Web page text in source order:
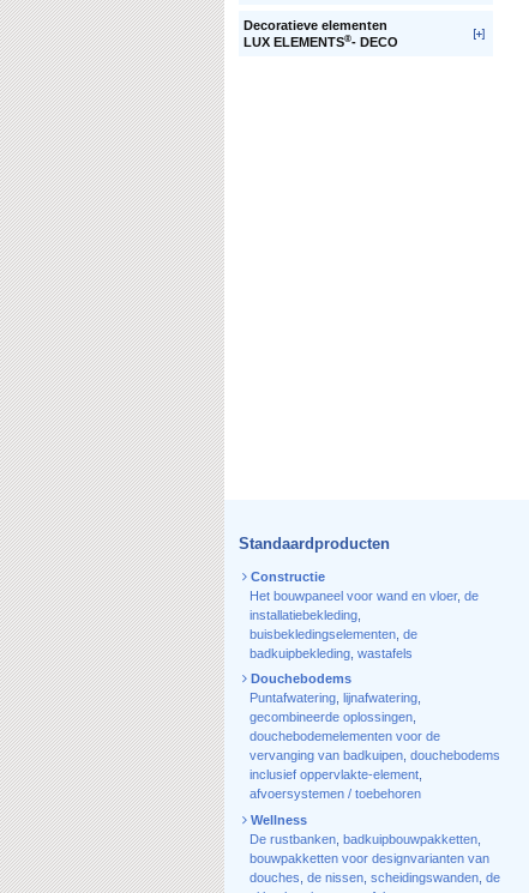
Decoratieve elementen
LUX ELEMENTS®- DECO
Standaardproducten
Constructie
Het bouwpaneel voor wand en vloer, de
installatiebekleding
buisbekledingselementen de
badkuipbekleding wastafels
Douchebodems
Puntafwatering lijnafwatering
gecombineerde oplossingen
douchebodemelementen voor de
vervanging van badkuipen douchebodems
inclusief oppervlakte-element
afvoersystemen / toebehoren
Wellness
De rustbanken badkuipbouwpakketten
bouwpakketten voor designvarianten van
douches de nissen scheidingswanden de